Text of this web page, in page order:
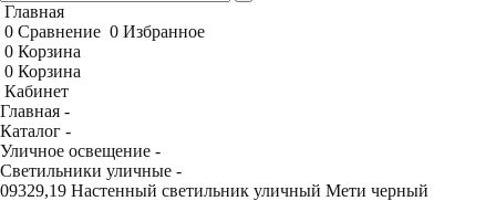
Главная
0 Сравнение 0 Избранное
0 Корзина
0 Корзина
Кабинет
Главная -
Каталог -
Уличное освещение -
Светильники уличные -
09329,19 Настенный светильник уличный Мети черный